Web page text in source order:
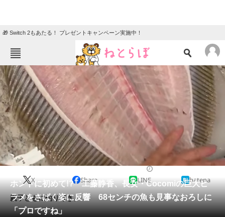
🎁 Switch 2もあたる！ プレゼントキャンペーン実施中！
ねとらぼメニュー
TOP ニュース
エンタメ クイズ
グルメ
住まい 教育・育児
動物 リサーチ
会員記事
メディア
ホントに初めて!? 工藤静香、長女・Cocomiの巨大ヒ
ラメをさばく姿に反響 68センチの魚も見事なおろしに
「プロですね」
X Share LINE hatena
親子ともに釣り好き。